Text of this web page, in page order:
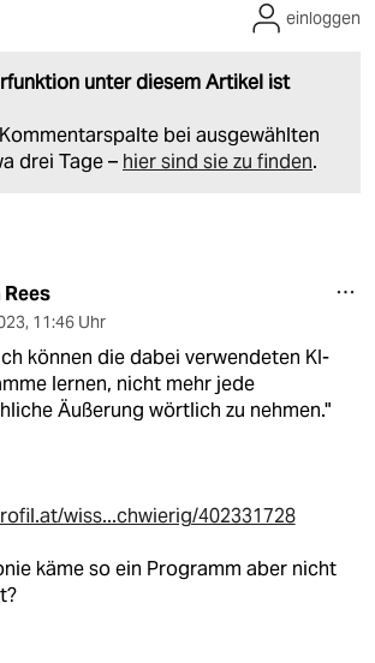
unter diesem Artikel ist
bei ausgewählten
drei Tage – hier sind sie zu finden.
einloggen
, 11:46 Uhr
können die dabei verwendeten KI-
lernen, nicht mehr jede
Äußerung wörtlich zu nehmen."
wiss...chwierig/402331728
käme so ein Programm aber nicht